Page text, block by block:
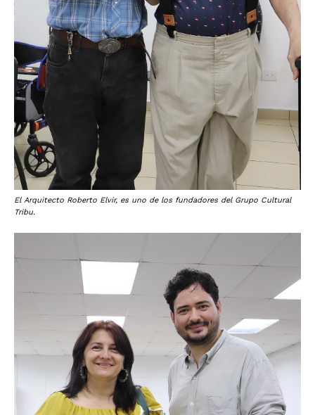
El Arquitecto Roberto Elvir, es uno de los fundadores del Grupo Cultural
Tribu.